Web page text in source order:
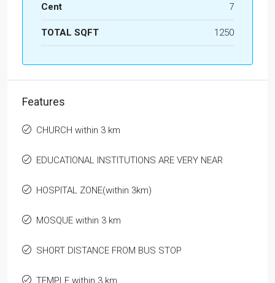
Cent 7
TOTAL SQFT 1250
Features
CHURCH within 3 km
EDUCATIONAL INSTITUTIONS ARE VERY NEAR
HOSPITAL ZONE(within 3km)
MOSQUE within 3 km
SHORT DISTANCE FROM BUS STOP
TEMPLE within 3 km